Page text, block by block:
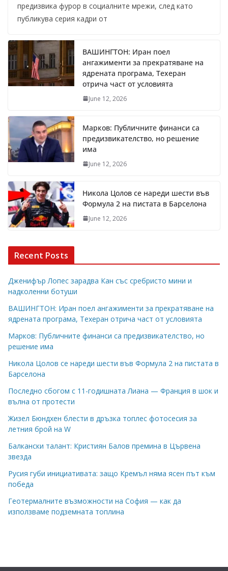
предизвика фурор в социалните мрежи, след като
публикува серия кадри от
ВАШИНГТОН: Иран поел
ангажименти за прекратяване на
ядрената програма, Техеран
отрича част от условията
June 12, 2026
Марков: Публичните финанси са
предизвикателство, но решение
има
June 12, 2026
Никола Цолов се нареди шести във
Формула 2 на пистата в Барселона
June 12, 2026
Recent Posts
Дженифър Лопес зарадва Кан със сребристо мини и
надколенни ботуши
ВАШИНГТОН: Иран поел ангажименти за прекратяване на
ядрената програма, Техеран отрича част от условията
Марков: Публичните финанси са предизвикателство, но
решение има
Никола Цолов се нареди шести във Формула 2 на пистата в
Барселона
Последно сбогом с 11-годишната Лиана — Франция в шок и
вълна от протести
Жизел Бюндхен блести в дръзка топлес фотосесия за
летния брой на W
Балкански талант: Кристиян Балов премина в Цървена
звезда
Русия губи инициативата: защо Кремъл няма ясен път към
победа
Геотермалните възможности на София — как да
използваме подземната топлина